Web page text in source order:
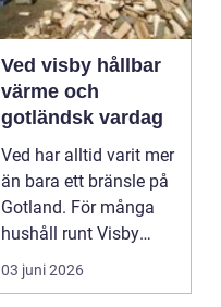
Ved visby hållbar
värme och
gotländsk vardag
Ved har alltid varit mer
än bara ett bränsle på
Gotland. För många
hushåll runt Visby
betyder veden ...
03 juni 2026